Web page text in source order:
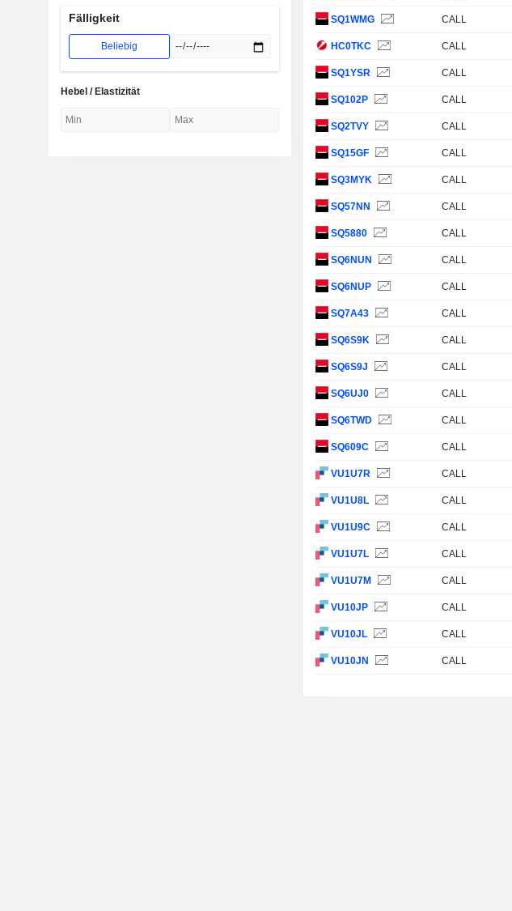
Fälligkeit
Beliebig
Hebel / Elastizität
SQ1WMG CALL
HC0TKC CALL
SQ1YSR CALL
SQ102P CALL
SQ2TVY CALL
SQ15GF CALL
SQ3MYK CALL
SQ57NN CALL
SQ5880 CALL
SQ6NUN CALL
SQ6NUP CALL
SQ7A43 CALL
SQ6S9K CALL
SQ6S9J CALL
SQ6UJ0 CALL
SQ6TWD CALL
SQ609C CALL
VU1U7R CALL
VU1U8L CALL
VU1U9C CALL
VU1U7L CALL
VU1U7M CALL
VU10JP CALL
VU10JL CALL
VU10JN CALL